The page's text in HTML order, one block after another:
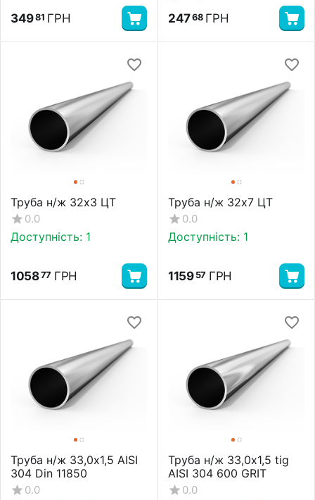
34981 ГРН
24768 ГРН
Труба н/ж 32х3 ЦТ
0.0
Доступність: 1
105877 ГРН
Труба н/ж 32х7 ЦТ
0.0
Доступність: 1
1159 57 ГРН
Труба н/ж 33,0х1,5 AISI
304 Din 11850
0.0
Труба н/ж 33,0х1,5 tig
AISI 304 600 GRIT
0.0